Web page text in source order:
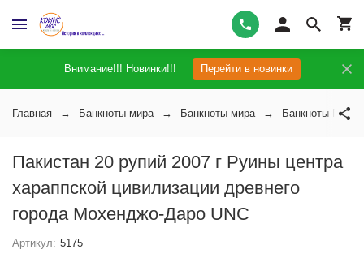
Внимание!!! Новинки!!! Перейти в новинки
Главная Банкноты мира Банкноты мира Банкноты
Пакистан 20 рупий 2007 г Руины центра
хараппской цивилизации древнего
города Мохенджо-Даро UNC
Артикул: 5175